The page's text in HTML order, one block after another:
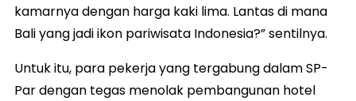
kamarnya dengan harga kaki lima. Lantas di mana
Bali yang jadi ikon pariwisata Indonesia?” sentilnya.
Untuk itu, para pekerja yang tergabung dalam SP-
Par dengan tegas menolak pembangunan hotel